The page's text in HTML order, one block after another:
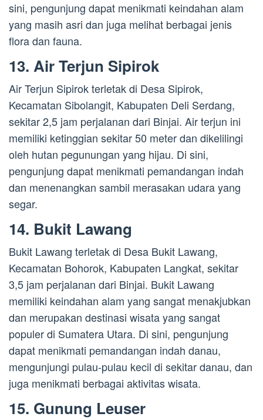
sini, pengunjung dapat menikmati keindahan alam
yang masih asri dan juga melihat berbagai jenis
flora dan fauna.
13. Air Terjun Sipirok
Air Terjun Sipirok terletak di Desa Sipirok,
Kecamatan Sibolangit, Kabupaten Deli Serdang,
sekitar 2,5 jam perjalanan dari Binjai. Air terjun ini
memiliki ketinggian sekitar 50 meter dan dikelilingi
oleh hutan pegunungan yang hijau. Di sini,
pengunjung dapat menikmati pemandangan indah
dan menenangkan sambil merasakan udara yang
segar.
14. Bukit Lawang
Bukit Lawang terletak di Desa Bukit Lawang,
Kecamatan Bohorok, Kabupaten Langkat, sekitar
3,5 jam perjalanan dari Binjai. Bukit Lawang
memiliki keindahan alam yang sangat menakjubkan
dan merupakan destinasi wisata yang sangat
populer di Sumatera Utara. Di sini, pengunjung
dapat menikmati pemandangan indah danau,
mengunjungi pulau-pulau kecil di sekitar danau, dan
juga menikmati berbagai aktivitas wisata.
15. Gunung Leuser